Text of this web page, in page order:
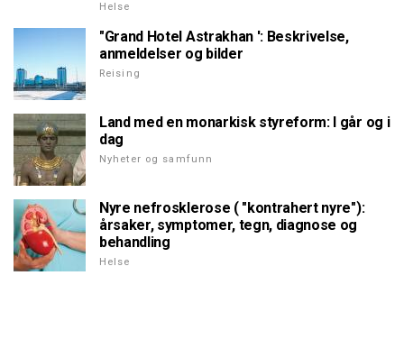
Helse
"Grand Hotel Astrakhan ': Beskrivelse,
anmeldelser og bilder
Reising
Land med en monarkisk styreform: I går og i
dag
Nyheter og samfunn
Nyre nefrosklerose ( "kontrahert nyre"):
årsaker, symptomer, tegn, diagnose og
behandling
Helse